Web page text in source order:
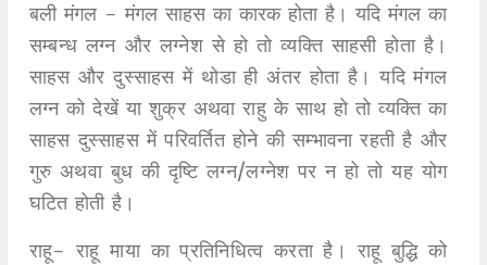
बली मंगल - मंगल साहस का कारक होता है। यदि मंगल का
सम्बन्ध लग्न और लग्नेश से हो तो व्यक्ति साहसी होता है।
साहस और दुस्साहस में थोडा ही अंतर होता है। यदि मंगल
लग्न को देखें या शुक्र अथवा राहु के साथ हो तो व्यक्ति का
साहस दुस्साहस में परिवर्तित होने की सम्भावना रहती है और
गुरु अथवा बुध की दृष्टि लग्न/लग्नेश पर न हो तो यह योग
घटित होती है।
राहू- राहू माया का प्रतिनिधित्व करता है। राहू बुद्धि को